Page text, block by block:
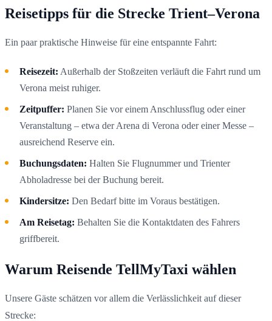
Reisetipps für die Strecke Trient–Verona
Ein paar praktische Hinweise für eine entspannte Fahrt:
Reisezeit: Außerhalb der Stoßzeiten verläuft die Fahrt rund um
Verona meist ruhiger.
Zeitpuffer: Planen Sie vor einem Anschlussflug oder einer
Veranstaltung – etwa der Arena di Verona oder einer Messe –
ausreichend Reserve ein.
Buchungsdaten: Halten Sie Flugnummer und Trienter
Abholadresse bei der Buchung bereit.
Kindersitze: Den Bedarf bitte im Voraus bestätigen.
Am Reisetag: Behalten Sie die Kontaktdaten des Fahrers
griffbereit.
Warum Reisende TellMyTaxi wählen
Unsere Gäste schätzen vor allem die Verlässlichkeit auf dieser
Strecke: